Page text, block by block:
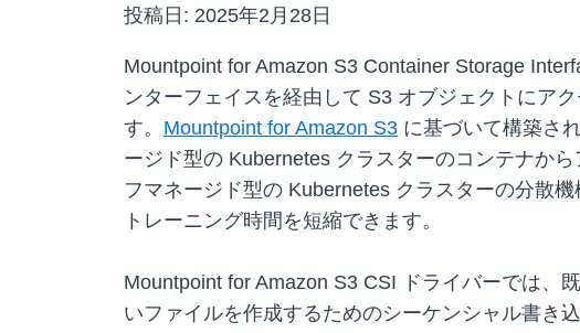
投稿日: 2025年2月28日
Mountpoint for Amazon S3 Container Storage
ンターフェイスを経由して S3 オブジェクトにア
す。 Mountpoint for Amazon S3 に基づいて構築さ
ージド型の Kubernetes クラスターのコンテナか
フマネージド型の Kubernetes クラスターの分散
トレーニング時間を短縮できます。
Mountpoint for Amazon S3 CSI ドライバーでは、
いファイルを作成するためのシーケンシャル書き